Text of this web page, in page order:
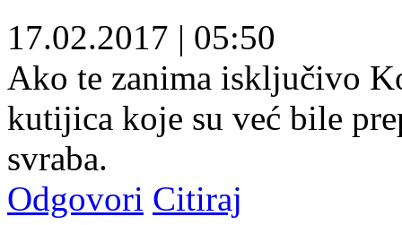
17.02.2017 | 05:50
Ako te zanima isključivo
kutijica koje su već bile
svraba.
Odgovori Citiraj